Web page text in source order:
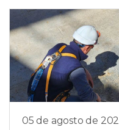
05 de agosto de